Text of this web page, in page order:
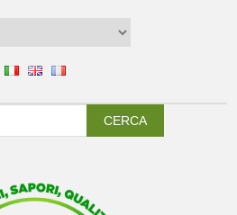
CERCA